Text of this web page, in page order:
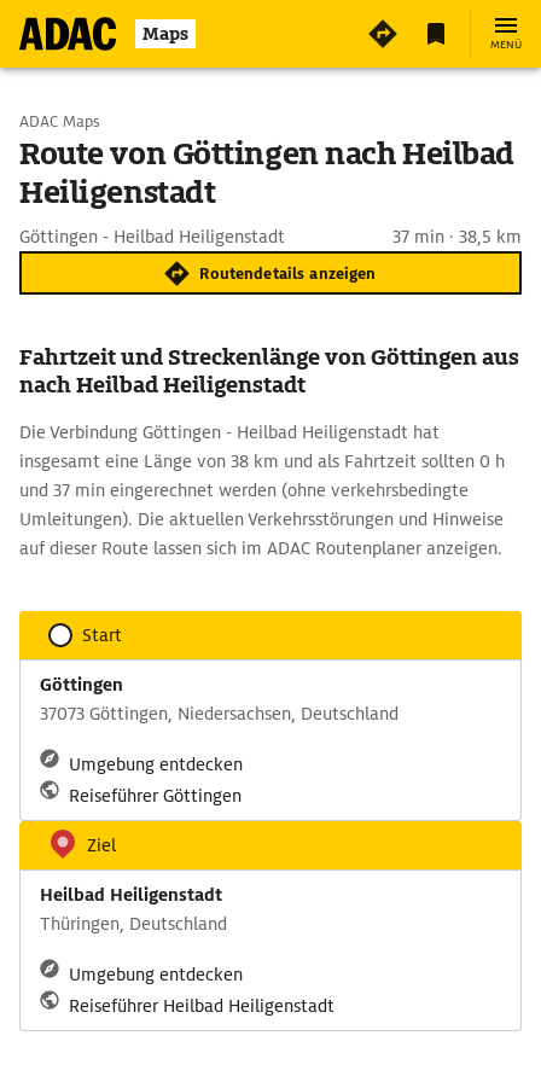
Maps MENÜ
Start wählen
Ziel eingeben
ADAC Maps
Route von Göttingen nach Heilbad
Heiligenstadt
Göttingen - Heilbad Heiligenstadt 37 min · 38,5 km
Routendetails anzeigen
Fahrtzeit und Streckenlänge von Göttingen aus
nach Heilbad Heiligenstadt
Die Verbindung Göttingen - Heilbad Heiligenstadt hat
insgesamt eine Länge von 38 km und als Fahrtzeit sollten 0 h
und 37 min eingerechnet werden (ohne verkehrsbedingte
Umleitungen). Die aktuellen Verkehrsstörungen und Hinweise
auf dieser Route lassen sich im ADAC Routenplaner anzeigen.
Start
Göttingen
37073 Göttingen, Niedersachsen, Deutschland
Umgebung entdecken
Reiseführer Göttingen
Ziel
Heilbad Heiligenstadt
Thüringen, Deutschland
Umgebung entdecken
Reiseführer Heilbad Heiligenstadt